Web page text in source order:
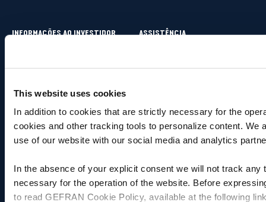
This website uses cookies
In addition to cookies that are strictly necessary for the
cookies and other tracking tools to personalize content. We
use of our website with our social media and analytics
In the absence of your explicit consent we will not track
necessary for the operation of the website. Before
to read GEFRAN Cookie Policy, available at the following
INFORMAÇÕES AO INVESTIDOR
Dados por setor
Balanço financeiro
lucros/perdas
Demonstração financeira
ASSISTÊNCIA
Serviço de reparos – RMA
Distribuidores
File IO-Link